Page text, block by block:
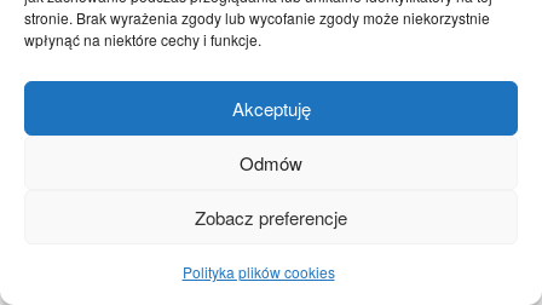
stronie. Brak wyrażenia zgody lub wycofanie zgody może niekorzystnie
wpłynąć na niektóre cechy i funkcje.
Akceptuję
Odmów
Zobacz preferencje
Polityka plików cookies
2. Każdy zna angielski i może się z każdym
bezpośrednio porozumieć.
4. Ogląda się te same seriale, kreskówki, filmy i
studiuje w Stanach, pracuje w Australii i osiedla się w
narodowe bardzo słabną.